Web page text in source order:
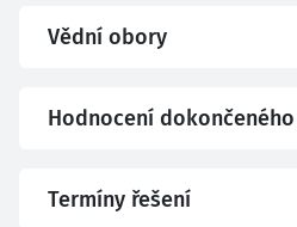
Vědní obory
Hodnocení
Termíny řešení